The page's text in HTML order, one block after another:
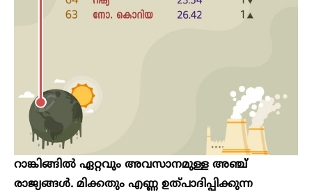
റാങ്കിങ്ങിൽ ഏറ്റവും അവസാനമുള്ള അഞ്ച്
രാജ്യങ്ങൾ. മിക്കതും എണ്ണ ഉത്പാദിപ്പിക്കുന്ന